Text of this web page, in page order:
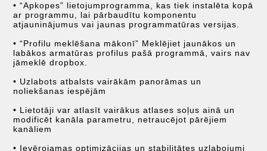
• “Apkopes” lietojumprogramma, kas tiek instalēta kopā
ar programmu, lai pārbaudītu komponentu
atjauninājumus vai jaunas programmatūras versijas.
• “Profilu meklēšana mākonī” Meklējiet jaunākos un
labākos armatūras profilus pašā programmā, vairs nav
jāmeklē dropbox.
• Uzlabots atbalsts vairākām panorāmas un
noliekšanas iespējām
• Lietotāji var atlasīt vairākus atlases soļus ainā un
modificēt kanāla parametru, netraucējot pārējiem
kanāliem
• Ievērojamas optimizācijas un stabilitātes uzlabojumi